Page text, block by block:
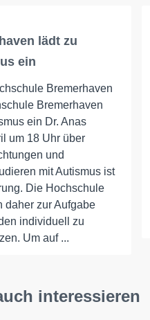
lädt zu
ein
Bremerhaven
Bremerhaven
ein Dr. Anas
um 18 Uhr über
und
mit Autismus ist
Die Hochschule
daher zur Aufgabe
individuell zu
Um auf ...
interessieren